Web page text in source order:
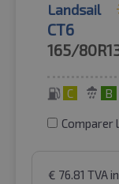
Landsail
CT6
165/
C B
Comparer
€ 76.81 TVA